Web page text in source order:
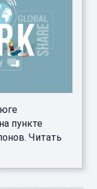
пункте
Читать